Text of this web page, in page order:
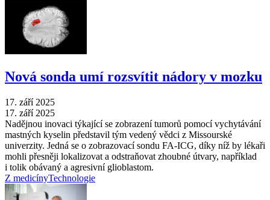
Nová sonda umí rozsvítit nádory v mozku
17. září 2025
17. září 2025
Nadějnou inovaci týkající se zobrazení tumorů pomocí vychytávání
mastných kyselin představil tým vedený vědci z Missourské
univerzity. Jedná se o zobrazovací sondu FA-ICG, díky níž by lékaři
mohli přesněji lokalizovat a odstraňovat zhoubné útvary, například
i tolik obávaný a agresivní glioblastom.
Z medicínyTechnologie